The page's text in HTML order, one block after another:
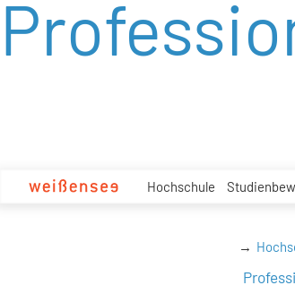
zum
Inhalt
Hochschule